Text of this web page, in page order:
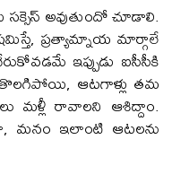
అవుతుందో చూడాలి.
ప్రత్యామ్నాయ మార్గాలే
ఇప్పుడు ఐసీసీకి
తొలగిపోయి, ఆటగాళ్లు తమ
మళ్లీ రావాలని ఆశిద్దాం.
మనం ఇలాంటి ఆటలను